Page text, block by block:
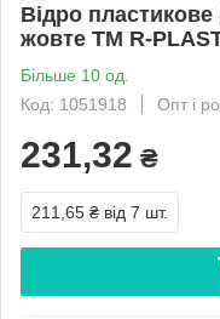
Відро
жовте ТМ R-
Більше 10 од.
Код: 1051918
Опт і
231,32 ₴
211,65 ₴ від 7 шт.